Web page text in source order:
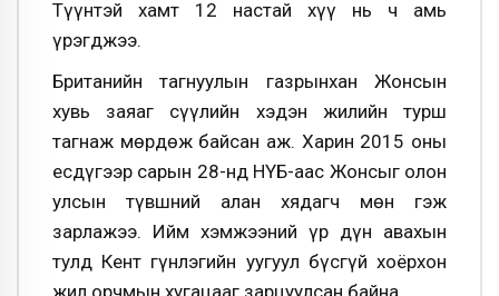
Түүнтэй хамт 12 настай хүү нь ч амь
үрэгджээ.
Британийн тагнуулын газрынхан Жонсын
хувь заяаг сүүлийн хэдэн жилийн турш
тагнаж мөрдөж байсан аж. Харин 2015 оны
есдүгээр сарын 28-нд НҮБ-аас Жонсыг олон
улсын түвшний алан хядагч мөн гэж
зарлажээ. Ийм хэмжээний үр дүн авахын
тулд Кент гүнлэгийн уугуул бүсгүй хоёрхон